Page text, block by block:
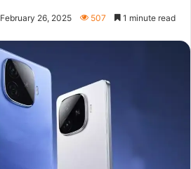
February 26, 2025 507 1 minute read